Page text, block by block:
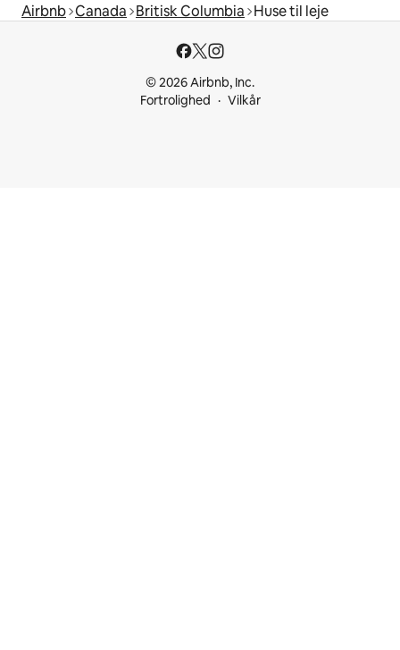
Airbnb Canada Britisk Columbia Huse til leje
© 2026 Airbnb, Inc.
Fortrolighed
Vilkår